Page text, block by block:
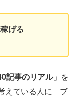
げる
記事のリアル」を
えている人に「ブ